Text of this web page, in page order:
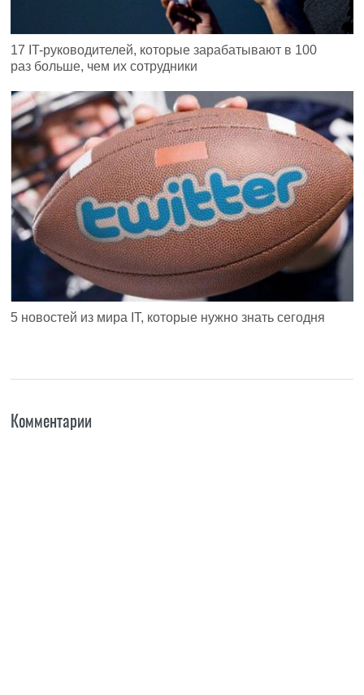
17 IT-руководителей, которые зарабатывают в 100
раз больше, чем их сотрудники
5 новостей из мира IT, которые нужно знать сегодня
Комментарии